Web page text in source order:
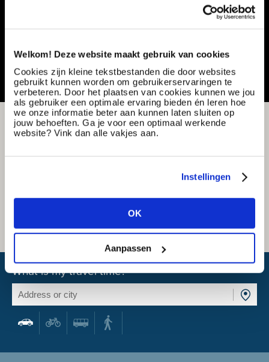
Welkom! Deze website maakt gebruik van cookies
Cookies zijn kleine tekstbestanden die door websites
gebruikt kunnen worden om gebruikerservaringen te
verbeteren. Door het plaatsen van cookies kunnen we jou
als gebruiker een optimale ervaring bieden én leren hoe
we onze informatie beter aan kunnen laten sluiten op
jouw behoeften. Ga je voor een optimaal werkende
website? Vink dan alle vakjes aan.
Instellingen
OK
Aanpassen
Share or save this vacancy
What is my travel time?